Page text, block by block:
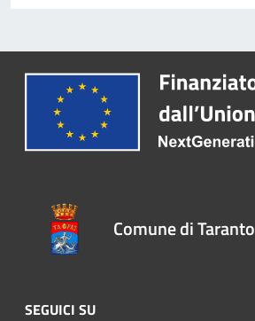
Comune di Taranto
SEGUICI SU